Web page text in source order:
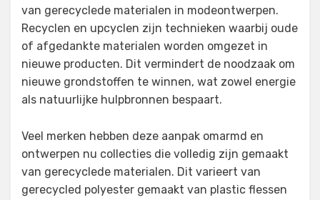
van gerecyclede materialen in modeontwerpen.
Recyclen en upcyclen zijn technieken waarbij oude
of afgedankte materialen worden omgezet in
nieuwe producten. Dit vermindert de noodzaak om
nieuwe grondstoffen te winnen, wat zowel energie
als natuurlijke hulpbronnen bespaart.
Veel merken hebben deze aanpak omarmd en
ontwerpen nu collecties die volledig zijn gemaakt
van gerecyclede materialen. Dit varieert van
gerecycled polyester gemaakt van plastic flessen